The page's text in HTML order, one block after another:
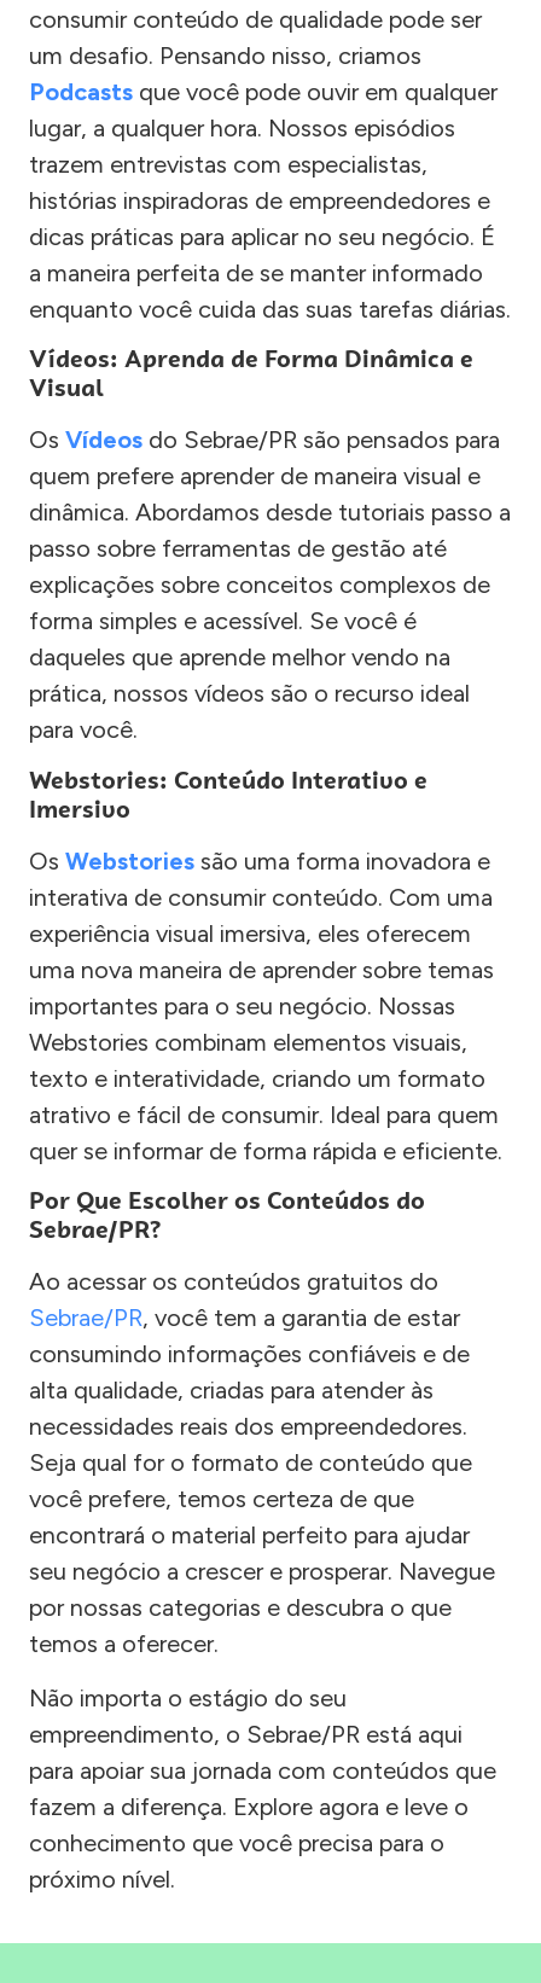
consumir conteúdo de qualidade pode ser
um desafio. Pensando nisso, criamos
Podcasts que você pode ouvir em qualquer
lugar, a qualquer hora. Nossos episódios
trazem entrevistas com especialistas,
histórias inspiradoras de empreendedores e
dicas práticas para aplicar no seu negócio. É
a maneira perfeita de se manter informado
enquanto você cuida das suas tarefas diárias.
Vídeos: Aprenda de Forma Dinâmica e
Visual
Os Vídeos do Sebrae/PR são pensados para
quem prefere aprender de maneira visual e
dinâmica. Abordamos desde tutoriais passo a
passo sobre ferramentas de gestão até
explicações sobre conceitos complexos de
forma simples e acessível. Se você é
daqueles que aprende melhor vendo na
prática, nossos vídeos são o recurso ideal
para você.
Webstories: Conteúdo Interativo e
Imersivo
Os Webstories são uma forma inovadora e
interativa de consumir conteúdo. Com uma
experiência visual imersiva, eles oferecem
uma nova maneira de aprender sobre temas
importantes para o seu negócio. Nossas
Webstories combinam elementos visuais,
texto e interatividade, criando um formato
atrativo e fácil de consumir. Ideal para quem
quer se informar de forma rápida e eficiente.
Por Que Escolher os Conteúdos do
Sebrae/PR?
Ao acessar os conteúdos gratuitos do
Sebrae/PR, você tem a garantia de estar
consumindo informações confiáveis e de
alta qualidade, criadas para atender às
necessidades reais dos empreendedores.
Seja qual for o formato de conteúdo que
você prefere, temos certeza de que
encontrará o material perfeito para ajudar
seu negócio a crescer e prosperar. Navegue
por nossas categorias e descubra o que
temos a oferecer.
Não importa o estágio do seu
empreendimento, o Sebrae/PR está aqui
para apoiar sua jornada com conteúdos que
fazem a diferença. Explore agora e leve o
conhecimento que você precisa para o
próximo nível.